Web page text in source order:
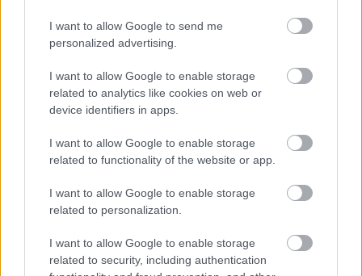
I want to allow Google to send me
personalized advertising.
I want to allow Google to enable storage
related to analytics like cookies on web or
device identifiers in apps.
I want to allow Google to enable storage
related to functionality of the website or app.
I want to allow Google to enable storage
related to personalization.
I want to allow Google to enable storage
related to security, including authentication
addig megismertem. A Bárkán találkoztunk, a
Megszállottak (Salemi boszorkányok) próbáin.
de később éreztem, hogy érdeklődő és elfogadó
velem szemben.
- Aztán az előadás - a Krétakör-társulattal együtt -
elkerült a Bárkáról, és azok, akik az akkori bárkások
közül elszerződtetek, folytattátok Schillinggel a
munkát. Akkor még szó sem esett arról, hogy
közületek bárki is a Krétakör tagja lesz majd.
Hogyhogy mégis leszerződtél?
- A Hazámhazámat csak úgy tudták egyeztetni, ha az